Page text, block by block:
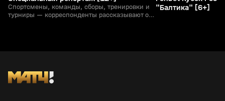
Спортсмены, команды, сборы, тренировки и
турниры — корреспонденты рассказывают обо
"Балтика" [6+]